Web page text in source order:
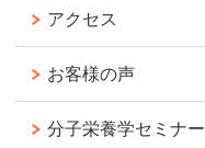
アクセス
お客様の声
分子栄養学セミナー